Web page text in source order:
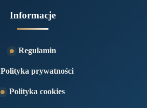
Informacje
Regulamin
Polityka prywatności
Polityka cookies